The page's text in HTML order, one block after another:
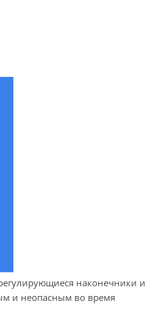
наконечники и
и неопасным во время